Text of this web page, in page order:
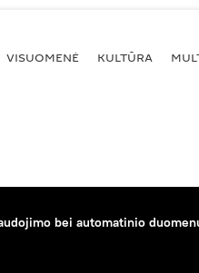
VISUOMENĖ KULTŪRA
bei automatinio